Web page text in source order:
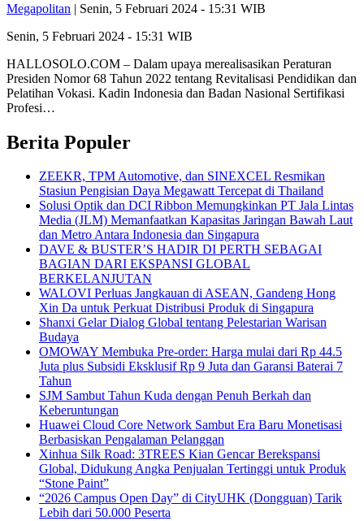
Megapolitan | Senin, 5 Februari 2024 - 15:31 WIB
Senin, 5 Februari 2024 - 15:31 WIB
HALLOSOLO.COM – Dalam upaya merealisasikan Peraturan
Presiden Nomor 68 Tahun 2022 tentang Revitalisasi Pendidikan dan
Pelatihan Vokasi. Kadin Indonesia dan Badan Nasional Sertifikasi
Profesi…
Berita Populer
ZEEKR, TPM Automotive, dan SINEXCEL Resmikan
Stasiun Pengisian Daya Megawatt Tercepat di Thailand
Solusi Optik dan DCI Ribbon Memungkinkan PT Jala Lintas
Media (JLM) Memanfaatkan Kapasitas Jaringan Bawah Laut
dan Metro Antara Indonesia dan Singapura
DAVE & BUSTER’S HADIR DI PERTH SEBAGAI
BAGIAN DARI EKSPANSI GLOBAL
BERKELANJUTAN
WALOVI Perluas Jangkauan di ASEAN, Gandeng Hong
Xin Da untuk Perkuat Distribusi Produk di Singapura
Shanxi Gelar Dialog Global tentang Pelestarian Warisan
Budaya
OMOWAY Membuka Pre-order: Harga mulai dari Rp 44.5
Juta plus Subsidi Eksklusif Rp 9 Juta dan Garansi Baterai 7
Tahun
SJM Sambut Tahun Kuda dengan Penuh Berkah dan
Keberuntungan
Huawei Cloud Core Network Sambut Era Baru Monetisasi
Berbasiskan Pengalaman Pelanggan
Xinhua Silk Road: 3TREES Kian Gencar Berekspansi
Global, Didukung Angka Penjualan Tertinggi untuk Produk
“Stone Paint”
“2026 Campus Open Day” di CityUHK (Dongguan) Tarik
Lebih dari 50.000 Peserta